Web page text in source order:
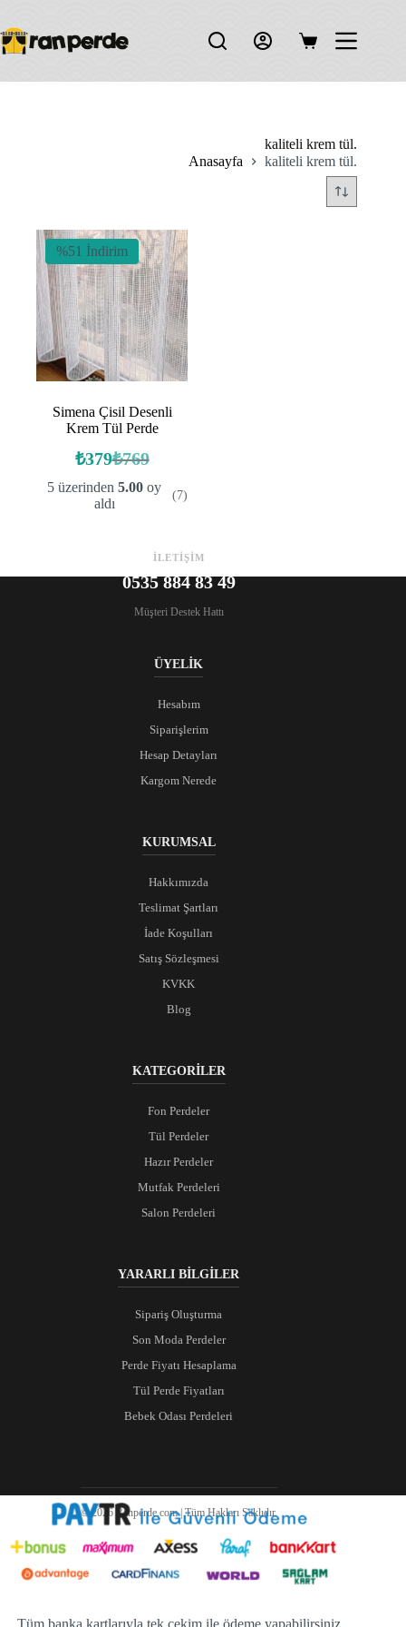
content
Shopping
kaliteli krem tül.
Anasayfa
kaliteli krem tül.
%51 İndirim
Simena Çisil Desenli
Krem Tül Perde
₺769
Orijinal
fiyat:
₺769.
₺379Şu
andaki
fiyat:
5 üzerinden5.00 oy
aldı
(7)
İLETİŞİM
0535 884 83 49
Müşteri Destek Hattı
ÜYELİK
Hesabım
Siparişlerim
Hesap Detayları
Kargom Nerede
KURUMSAL
Hakkımızda
Teslimat Şartları
İade Koşulları
Satış Sözleşmesi
KVKK
Blog
KATEGORİLER
Fon Perdeler
Tül Perdeler
Hazır Perdeler
Mutfak Perdeleri
Salon Perdeleri
YARARLI BİLGİLER
Sipariş Oluşturma
Son Moda Perdeler
Perde Fiyatı Hesaplama
Tül Perde Fiyatları
Bebek Odası Perdeleri
© 2026 Ranperde.com | Tüm Hakları Saklıdır.
Tüm banka kartlarıyla tek çekim ile ödeme yapabilirsiniz